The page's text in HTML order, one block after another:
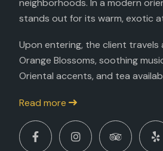
neighborhoods. In a modern
stands out for its warm, exotic
Upon entering, the client
Orange Blossoms, soothing
Oriental accents, and tea
Read more